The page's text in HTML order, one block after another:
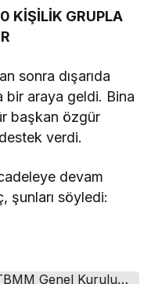
KİŞİLİK GRUPLA
sonra dışarıda
bir araya geldi. Bina
başkan özgür
verdi.
devam
şunları söyledi: